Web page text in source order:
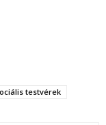
testvérek